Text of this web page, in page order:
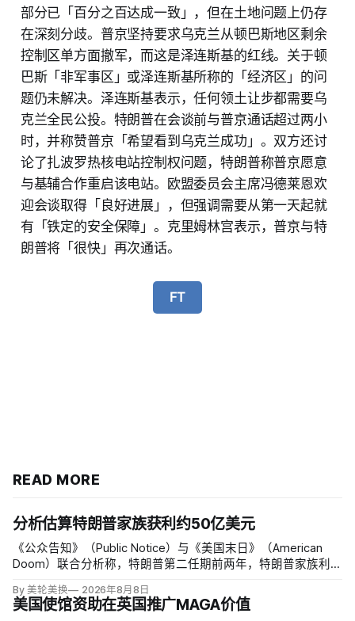
部分已「百分之百达成一致」，但在土地问题上仍存
在深刻分歧。普京坚持要求乌克兰从顿巴斯地区剩余
控制区单方面撤军，而这是泽连斯基的红线。关于顿
巴斯「非军事区」或泽连斯基所称的「经济区」的问
题仍未解决。泽连斯基表示，任何领土让步都需要乌
克兰全民公投。特朗普在会谈前与普京通话超过两小
时，并称赞普京「希望看到乌克兰成功」。双方还讨
论了扎波罗热核电站控制权问题，特朗普称普京愿意
与基辅合作重启该电站。欧盟委员会主席冯德莱恩欢
迎会谈取得「良好进展」，但强调需要从第一天起就
有「铁定的安全保障」。克里姆林宫表示，普京与特
朗普将「很快」再次通话。
FT
READ MORE
分析估算特朗普家族获利约50亿美元
《公众告知》（Public Notice）与《美国末日》（American
Doom）联合分析称，特朗普第二任期前两年，特朗普家族利润
22.5亿美元、外国授权业务2025年收入6100万美元；
By 美轮美换 2026年8月8日
美国使馆资助在英国推广MAGA价值